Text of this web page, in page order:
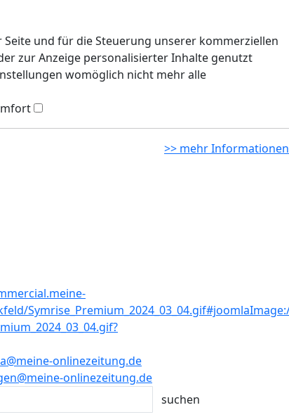
und für die Steuerung unserer kommerziellen
zur Anzeige personalisierter Inhalte genutzt
womöglich nicht mehr alle
>> mehr Informationen
onlinezeitung.de
onlinezeitung.de